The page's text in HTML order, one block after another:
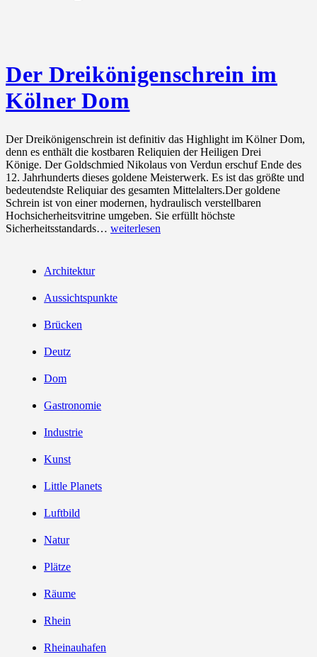
Der Dreikönigenschrein im
Kölner Dom
Der Dreikönigenschrein ist definitiv das Highlight im Kölner Dom,
denn es enthält die kostbaren Reliquien der Heiligen Drei
Könige. Der Goldschmied Nikolaus von Verdun erschuf Ende des
12. Jahrhunderts dieses goldene Meisterwerk. Es ist das größte und
bedeutendste Reliquiar des gesamten Mittelalters.Der goldene
Schrein ist von einer modernen, hydraulisch verstellbaren
Hochsicherheitsvitrine umgeben. Sie erfüllt höchste
Sicherheitsstandards… Der
weiterlesen
Architektur
Aussichtspunkte
Brücken
Deutz
Dom
Gastronomie
Industrie
Kunst
Little Planets
Luftbild
Natur
Plätze
Räume
Rhein
Rheinauhafen